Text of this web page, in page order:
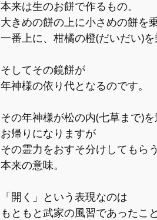
本来は生のお餅で作るもの。
大きめの餅の上に小さめの餅を乗
一番上に、柑橘の橙(だいだい)を
そしてその鏡餅が
年神様の依り代となるのです。
その年神様が松の内(七草まで)を
お帰りになりますが
その霊力をおすそ分けしてもら
本来の意味。
「開く」という表現なのは
もともと武家の風習であったこ